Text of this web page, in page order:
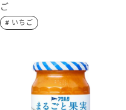
ご
# いちご